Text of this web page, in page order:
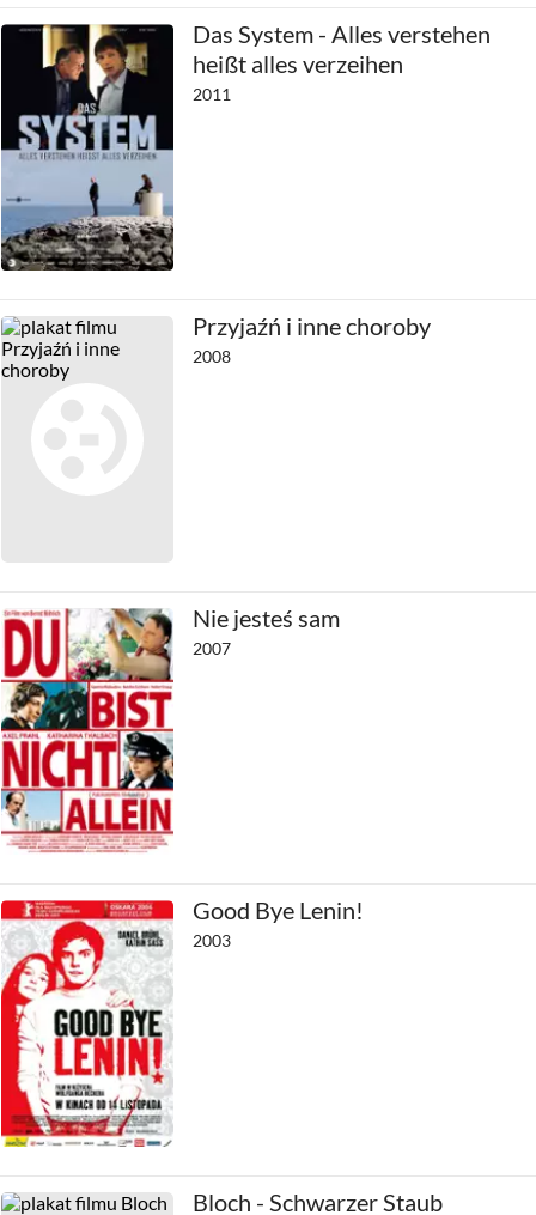
Das System - Alles verstehen
heißt alles verzeihen
2011
Przyjaźń i inne choroby
2008
Nie jesteś sam
2007
Good Bye Lenin!
2003
Bloch - Schwarzer Staub